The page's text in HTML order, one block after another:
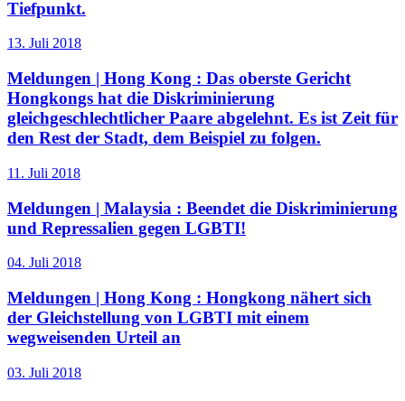
Tiefpunkt.
13. Juli 2018
Meldungen | Hong Kong : Das oberste Gericht
Hongkongs hat die Diskriminierung
gleichgeschlechtlicher Paare abgelehnt. Es ist Zeit für
den Rest der Stadt, dem Beispiel zu folgen.
11. Juli 2018
Meldungen | Malaysia : Beendet die Diskriminierung
und Repressalien gegen LGBTI!
04. Juli 2018
Meldungen | Hong Kong : Hongkong nähert sich
der Gleichstellung von LGBTI mit einem
wegweisenden Urteil an
03. Juli 2018